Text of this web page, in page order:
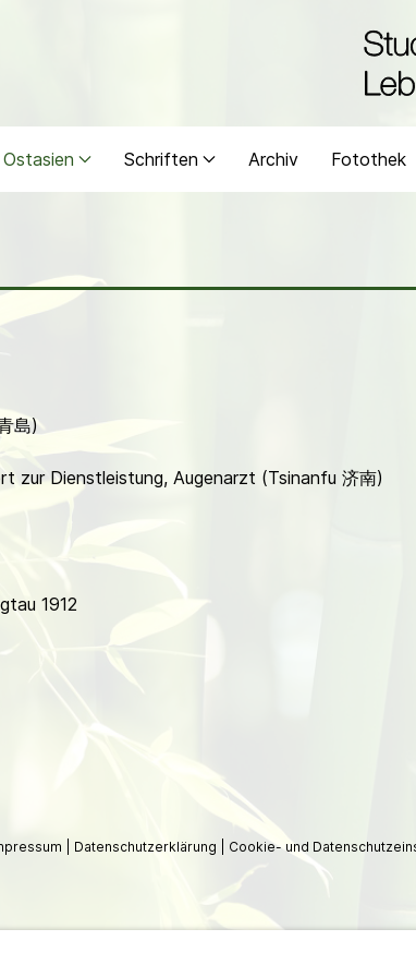
Schriften Archiv Fotothek
島)
zur Dienstleistung, Augenarzt (Tsinanfu 济南)
1912
Datenschutzerklärung Cookie- und